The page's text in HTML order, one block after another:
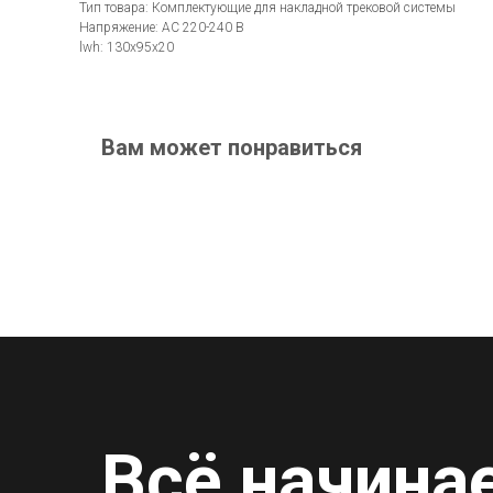
Тип товара: Комплектующие для накладной трековой системы
Напряжение: AC 220-240 В
lwh: 130x95x20
Вам может понравиться